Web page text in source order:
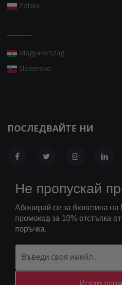
Polska
Magyarország
Slovensko
ПОСЛЕДВАЙТЕ НИ
Не пропускай
Абонирай се за бюлетина на
промокод за 10% отстъпка
поръчка.
Искам